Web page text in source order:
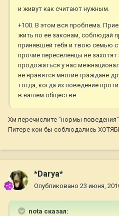
и живут как считают нужным.
+100. В этом вся проблема.
жить по ее законам, соблюдай
принявшей тебя и твою семью
прочие переселенцы не захотят
продожаться у нас
не нравятся многие граждане
тогда, когда их поведение
в нашем обществе.
Хм перечислите "нормы
Питере кои бы соблюдались
*Darya*
Опубликовано 23 июня,
nota сказал: